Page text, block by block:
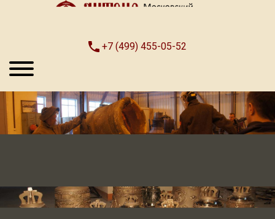
+7 (499) 455-05-52